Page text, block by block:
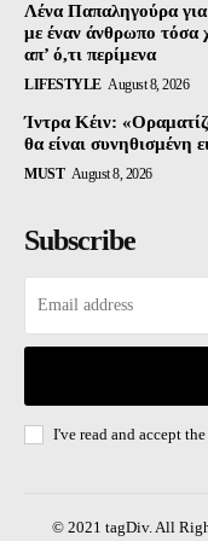
Λένα Παπαληγούρα για
με έναν άνθρωπο τόσα
απ’ ό,τι περίμενα
LIFESTYLE August 8, 2026
Ίντρα Κέιν:
θα είναι συνηθισμένη
MUST August 8, 2026
Subscribe
I've read and accept the
© 2021 tagDiv. All